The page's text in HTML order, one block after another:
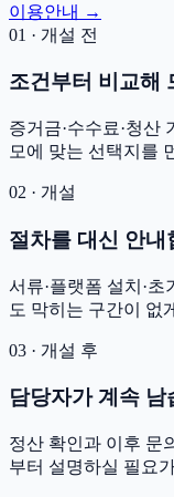
이용안내 →
01 · 개설 전
조건부터 비교해
증거금·수수료·청산
모에 맞는 선택지를
02 · 개설
절차를 대신 안내
서류·플랫폼 설치·
도 막히는 구간이 없
03 · 개설 후
담당자가 계속 남
정산 확인과 이후 문
부터 설명하실 필요